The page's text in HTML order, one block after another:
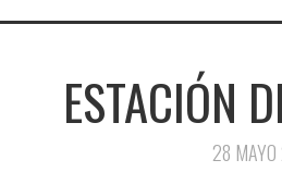
ESTACIÓN
28